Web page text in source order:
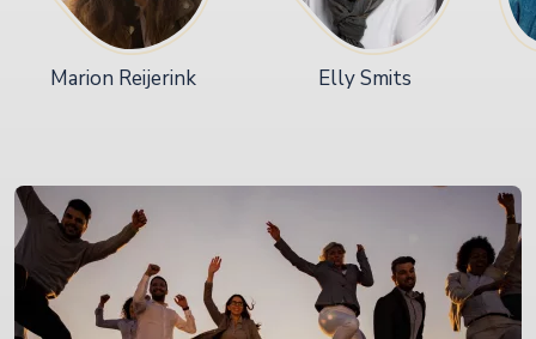
Marion Reijerink Elly Smits